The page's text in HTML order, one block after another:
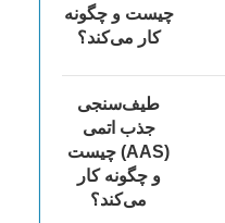
چیست و چگونه
کار می‌کند؟
طیف‌سنجی
جذب اتمی
(AAS) چیست
و چگونه کار
می‌کند؟